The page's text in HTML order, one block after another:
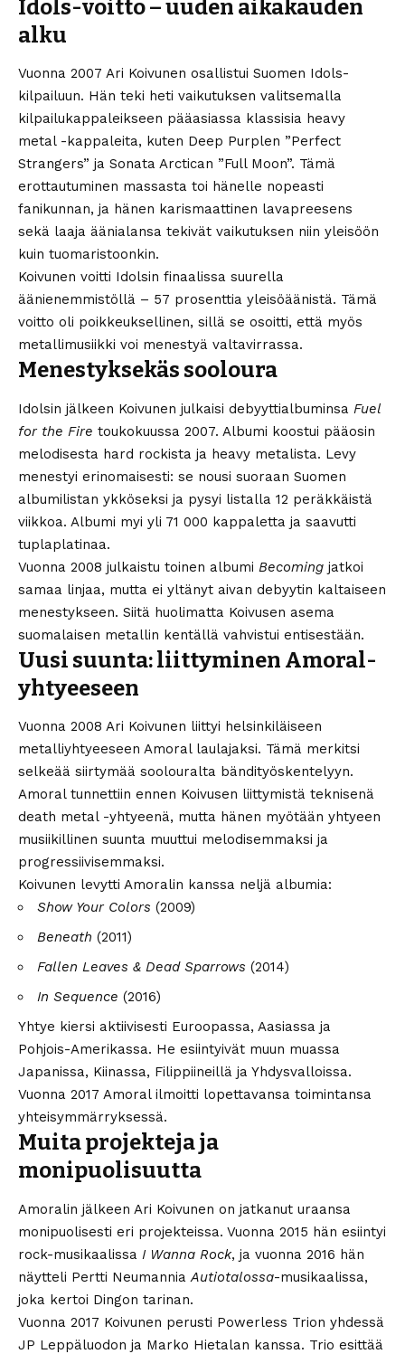
Idols-voitto – uuden aikakauden
alku
Vuonna 2007 Ari Koivunen osallistui Suomen Idols-
kilpailuun. Hän teki heti vaikutuksen valitsemalla
kilpailukappaleikseen pääasiassa klassisia heavy
metal -kappaleita, kuten Deep Purplen ”Perfect
Strangers” ja Sonata Arctican ”Full Moon”. Tämä
erottautuminen massasta toi hänelle nopeasti
fanikunnan, ja hänen karismaattinen lavapreesens
sekä laaja äänialansa tekivät vaikutuksen niin yleisöön
kuin tuomaristoonkin.
Koivunen voitti Idolsin finaalissa suurella
äänienemmistöllä – 57 prosenttia yleisöäänistä. Tämä
voitto oli poikkeuksellinen, sillä se osoitti, että myös
metallimusiikki voi menestyä valtavirrassa.
Menestyksekäs sooloura
Idolsin jälkeen Koivunen julkaisi debyyttialbuminsa Fuel
for the Fire toukokuussa 2007. Albumi koostui pääosin
melodisesta hard rockista ja heavy metalista. Levy
menestyi erinomaisesti: se nousi suoraan Suomen
albumilistan ykköseksi ja pysyi listalla 12 peräkkäistä
viikkoa. Albumi myi yli 71 000 kappaletta ja saavutti
tuplaplatinaa.
Vuonna 2008 julkaistu toinen albumi Becoming jatkoi
samaa linjaa, mutta ei yltänyt aivan debyytin kaltaiseen
menestykseen. Siitä huolimatta Koivusen asema
suomalaisen metallin kentällä vahvistui entisestään.
Uusi suunta: liittyminen Amoral-
yhtyeeseen
Vuonna 2008 Ari Koivunen liittyi helsinkiläiseen
metalliyhtyeeseen Amoral laulajaksi. Tämä merkitsi
selkeää siirtymää soolouralta bändityöskentelyyn.
Amoral tunnettiin ennen Koivusen liittymistä teknisenä
death metal -yhtyeenä, mutta hänen myötään yhtyeen
musiikillinen suunta muuttui melodisemmaksi ja
progressiivisemmaksi.
Koivunen levytti Amoralin kanssa neljä albumia:
Show Your Colors (2009)
Beneath (2011)
Fallen Leaves & Dead Sparrows (2014)
In Sequence (2016)
Yhtye kiersi aktiivisesti Euroopassa, Aasiassa ja
Pohjois-Amerikassa. He esiintyivät muun muassa
Japanissa, Kiinassa, Filippiineillä ja Yhdysvalloissa.
Vuonna 2017 Amoral ilmoitti lopettavansa toimintansa
yhteisymmärryksessä.
Muita projekteja ja
monipuolisuutta
Amoralin jälkeen Ari Koivunen on jatkanut uraansa
monipuolisesti eri projekteissa. Vuonna 2015 hän esiintyi
rock-musikaalissa I Wanna Rock, ja vuonna 2016 hän
näytteli Pertti Neumannia Autiotalossa-musikaalissa,
joka kertoi Dingon tarinan.
Vuonna 2017 Koivunen perusti Powerless Trion yhdessä
JP Leppäluodon ja Marko Hietalan kanssa. Trio esittää